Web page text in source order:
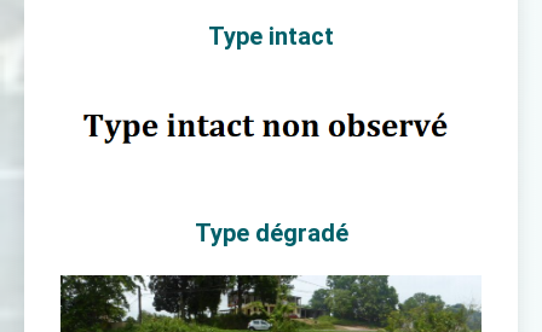
Type intact
Type dégradé